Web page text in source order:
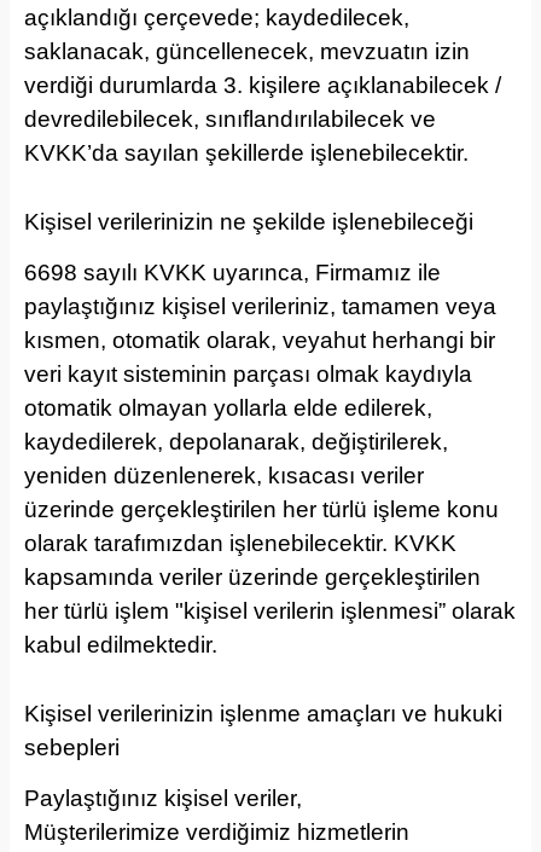
açıklandığı çerçevede; kaydedilecek,
saklanacak, güncellenecek, mevzuatın izin
verdiği durumlarda 3. kişilere açıklanabilecek /
devredilebilecek, sınıflandırılabilecek ve
KVKK’da sayılan şekillerde işlenebilecektir.
Kişisel verilerinizin ne şekilde işlenebileceği
6698 sayılı KVKK uyarınca, Firmamız ile
paylaştığınız kişisel verileriniz, tamamen veya
kısmen, otomatik olarak, veyahut herhangi bir
veri kayıt sisteminin parçası olmak kaydıyla
otomatik olmayan yollarla elde edilerek,
kaydedilerek, depolanarak, değiştirilerek,
yeniden düzenlenerek, kısacası veriler
üzerinde gerçekleştirilen her türlü işleme konu
olarak tarafımızdan işlenebilecektir. KVKK
kapsamında veriler üzerinde gerçekleştirilen
her türlü işlem "kişisel verilerin işlenmesi” olarak
kabul edilmektedir.
Kişisel verilerinizin işlenme amaçları ve hukuki
sebepleri
Paylaştığınız kişisel veriler,
Müşterilerimize verdiğimiz hizmetlerin